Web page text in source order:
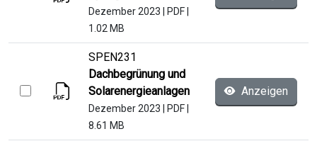
Dezember 2023 PDF
1.02 MB
SPEN231
Dachbegrünung und
Solarenergieanlagen
Dezember 2023 PDF
8.61 MB
Anzeigen